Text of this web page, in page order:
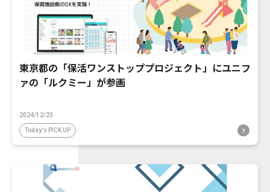
東京都の「保活ワンストッププロジェクト」にユニフ
ァの「ルクミー」が参画
2024/12/23
Today's PICK UP